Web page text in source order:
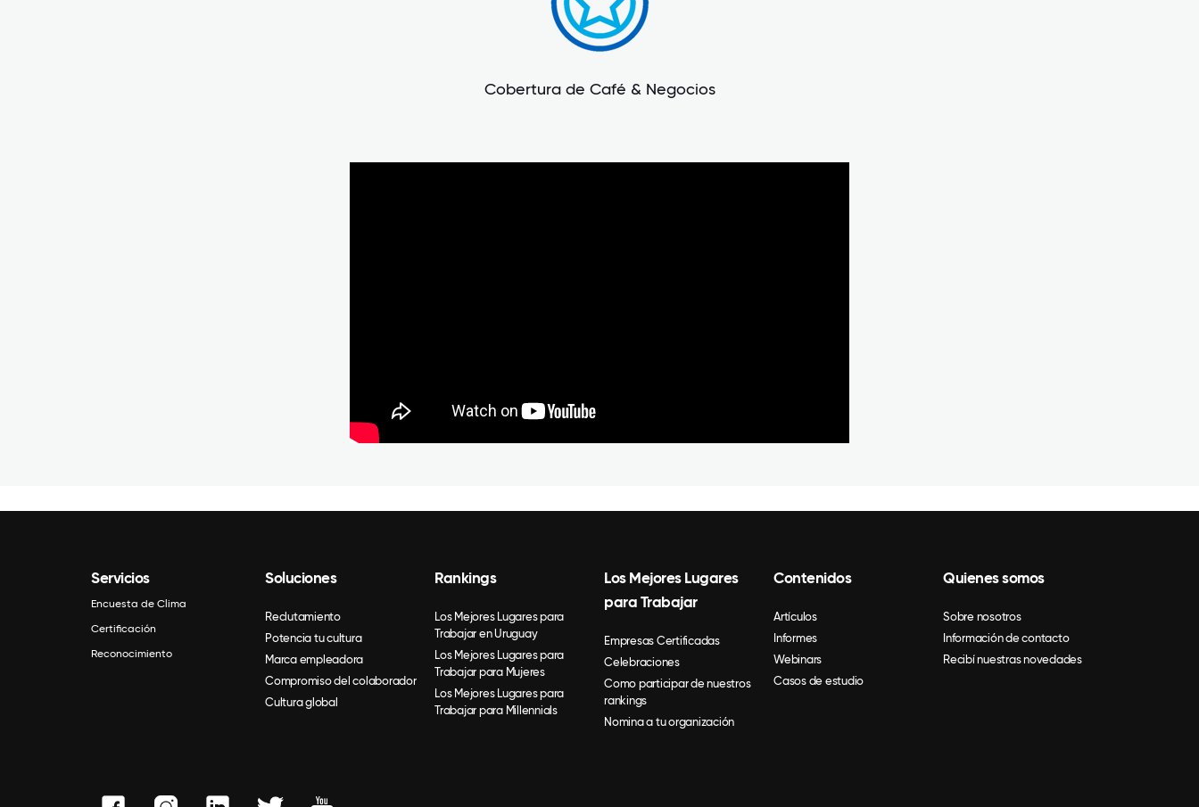
Cobertura de Café & Negocios
Servicios
Encuesta de Clima
Certificación
Reconocimiento
Soluciones
Reclutamiento
Potencia tu cultura
Marca empleadora
Compromiso del colaborador
Cultura global
Rankings
Los Mejores Lugares para
Trabajar en Uruguay
Los Mejores Lugares para
Trabajar para Mujeres
Los Mejores Lugares para
Trabajar para Millennials
Los Mejores Lugares
para Trabajar
Empresas Certificadas
Celebraciones
Como participar de nuestros
rankings
Nomina a tu organización
Contenidos
Artículos
Informes
Webinars
Casos de estudio
Quienes somos
Sobre nosotros
Información de contacto
Recibí nuestras novedades